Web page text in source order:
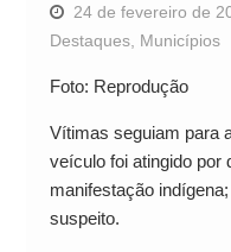
24 de fevereiro de
Destaques, Municípios
Foto: Reprodução
Vítimas seguiam para
veículo foi atingido por
manifestação
suspeito.